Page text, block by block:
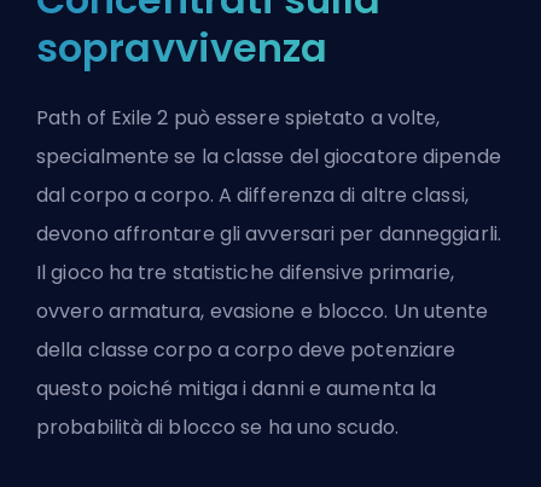
sopravvivenza
Path of Exile 2 può essere spietato a volte,
specialmente se la classe del giocatore dipende
dal corpo a corpo. A differenza di altre classi,
devono affrontare gli avversari per danneggiarli.
Il gioco ha tre statistiche difensive primarie,
ovvero armatura, evasione e blocco. Un utente
della classe corpo a corpo deve potenziare
questo poiché mitiga i danni e aumenta la
probabilità di blocco se ha uno scudo.